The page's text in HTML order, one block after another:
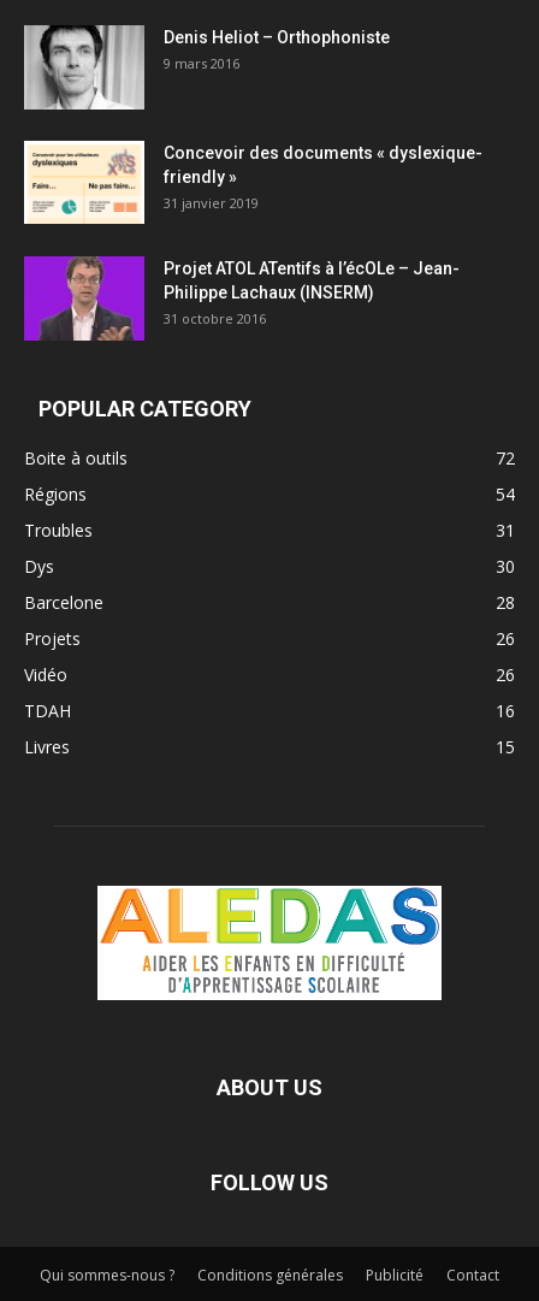
Denis Heliot – Orthophoniste
9 mars 2016
Concevoir des documents « dyslexique-
friendly »
31 janvier 2019
Projet ATOL ATentifs à l’écOLe – Jean-
Philippe Lachaux (INSERM)
31 octobre 2016
POPULAR CATEGORY
Boite à outils
72
Régions
54
Troubles
31
Dys
30
Barcelone
28
Projets
26
Vidéo
26
TDAH
16
Livres
15
ABOUT US
FOLLOW US
Qui sommes-nous ? Conditions générales Publicité Contact